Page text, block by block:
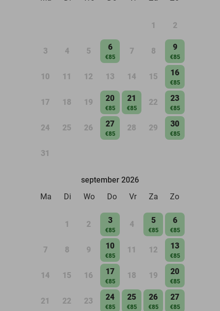
1 2
3 4 5 6
€85
7 8 9
€85
10 11 12 13 14 15 16
€85
17 18 19 20
€85
21
€85
22 23
€85
24 25 26 27
€85
28 29 30
€85
31
september 2026
Ma
Di Wo Do Vr Za Zo
1 2 3
€85
4 5
€85
6
€85
7 8 9 10
€85
11 12 13
€85
14 15 16 17
€85
18 19 20
€85
21 22 23 24
€85
25
€85
26
€85
27
€85